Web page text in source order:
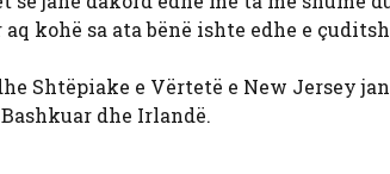
kohë sa ata bënë ishte edhe e
Shtëpiake e Vërtetë e New Jersey
dhe Irlandë.